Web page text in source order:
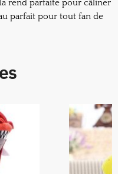
rend parfaite pour câliner
parfait pour tout fan de